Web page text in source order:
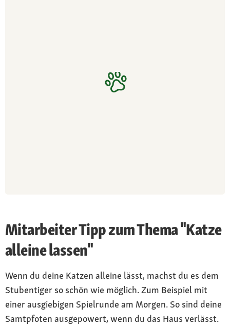
Mitarbeiter Tipp zum Thema "Katze
alleine lassen"
Wenn du deine Katzen alleine lässt, machst du es dem
Stubentiger so schön wie möglich. Zum Beispiel mit
einer ausgiebigen Spielrunde am Morgen. So sind deine
Samtpfoten ausgepowert, wenn du das Haus verlässt.